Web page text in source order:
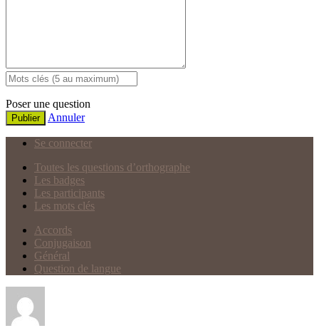
Poser une question
Publier Annuler
Se connecter
Toutes les questions d’orthographe
Les badges
Les participants
Les mots clés
Accords
Conjugaison
Général
Question de langue